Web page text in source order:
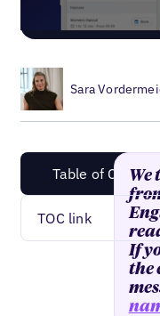
Sara
Table of Content
TOC link
If
the